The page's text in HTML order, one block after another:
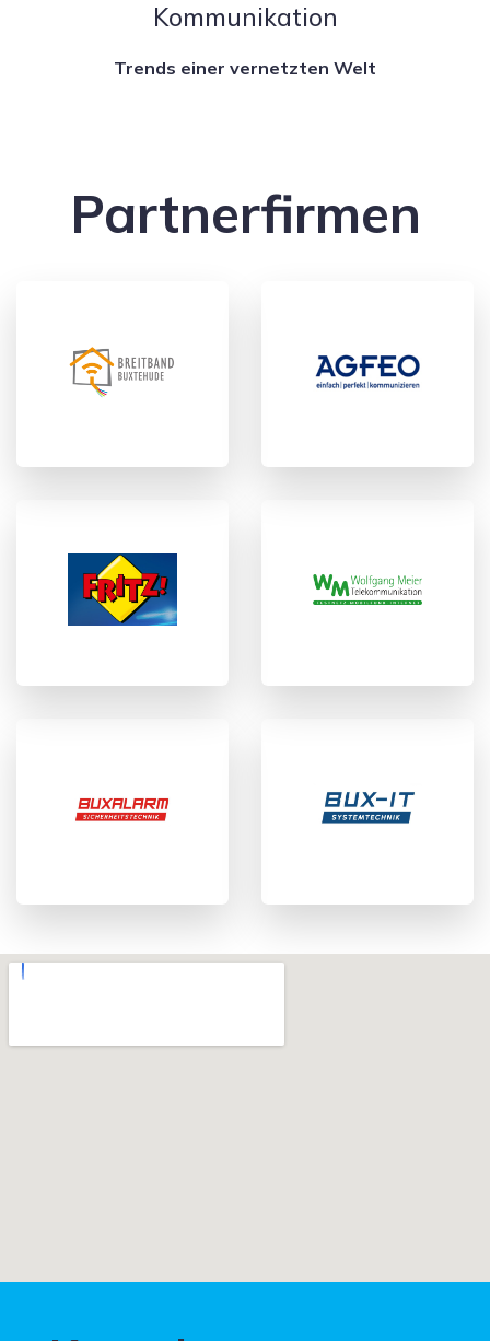
Kommunikation
Trends einer vernetzten Welt
Partnerfirmen